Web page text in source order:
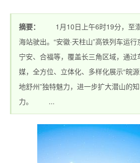
摘要：
1月10日上午6时19分，至潜
海站驶出。“安徽·天柱山”高铁列车运行
宁安、合福等，覆盖长三角区域，通
媒，全方位、立体化、多样化展示“皖
地舒州”独特魅力，进一步扩大潜山的
力。 ...